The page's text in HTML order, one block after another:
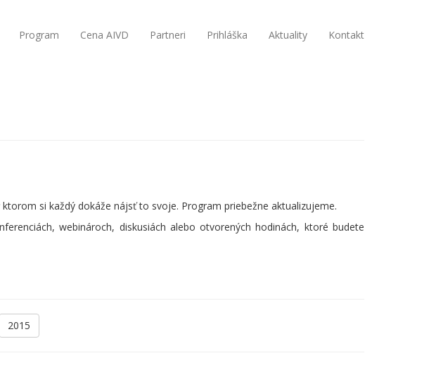
Program Cena AIVD Partneri Prihláška Aktuality Kontakt
si každý dokáže nájsť to svoje. Program priebežne aktualizujeme.
webinároch, diskusiách alebo otvorených hodinách, ktoré budete
2015